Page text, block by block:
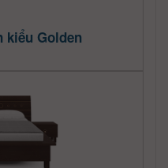
kiểu Golden